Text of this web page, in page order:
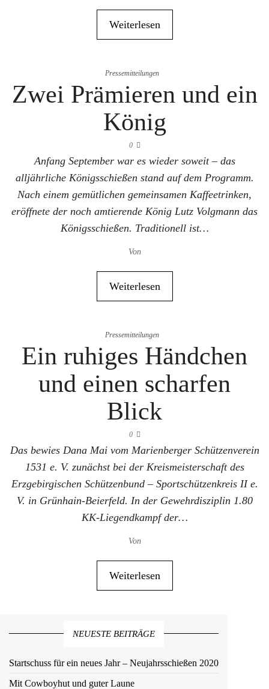
Weiterlesen
Pressemitteilungen
Zwei Prämieren und ein
König
0
Anfang September war es wieder soweit – das
alljährliche Königsschießen stand auf dem Programm.
Nach einem gemütlichen gemeinsamen Kaffeetrinken,
eröffnete der noch amtierende König Lutz Volgmann das
Königsschießen. Traditionell ist…
Von
Weiterlesen
Pressemitteilungen
Ein ruhiges Händchen
und einen scharfen
Blick
0
Das bewies Dana Mai vom Marienberger Schützenverein
1531 e. V. zunächst bei der Kreismeisterschaft des
Erzgebirgischen Schützenbund – Sportschützenkreis II e.
V. in Grünhain-Beierfeld. In der Gewehrdisziplin 1.80
KK-Liegendkampf der…
Von
Weiterlesen
NEUESTE BEITRÄGE
Startschuss für ein neues Jahr – Neujahrsschießen 2020
Mit Cowboyhut und guter Laune